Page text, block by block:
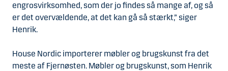
engrosvirksomhed, som der jo findes så mange af, og så
er det overvældende, at det kan gå så stærkt,” siger
Henrik.
House Nordic importerer møbler og brugskunst fra det
meste af Fjernøsten. Møbler og brugskunst, som Henrik